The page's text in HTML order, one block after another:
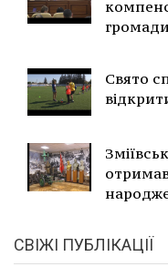
громади
Свято
СВІЖІ ПУБЛІКАЦІЇ